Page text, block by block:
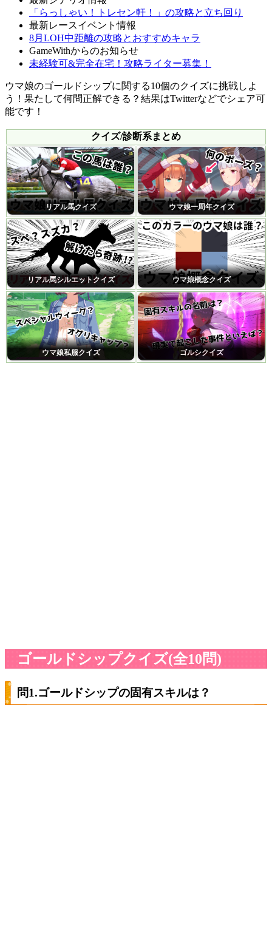
「らっしゃい！トレセン軒！」の攻略と立ち回り
最新レースイベント情報
8月LOH中距離の攻略とおすすめキャラ
GameWithからのお知らせ
未経験可&完全在宅！攻略ライター募集！
ウマ娘のゴールドシップに関する10個のクイズに挑戦しよ
う！果たして何問正解できる？結果はTwitterなどでシェア可
能です！
クイズ/診断系まとめ
リアル馬クイズ ウマ娘一周年クイズ
リアル馬シルエットクイズ ウマ娘概念クイズ
ウマ娘私服クイズ ゴルシクイズ
ゴールドシップクイズ(全10問)
問1.ゴールドシップの固有スキルは？